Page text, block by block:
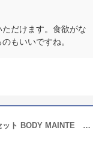
だけます。食欲がな
もいいですね。
《セット販売》 大塚製薬 ボディメンテ ゼリー ヨーグルト風味 (100g)×6個セット BODY MAINTE ※軽減税率対象商品